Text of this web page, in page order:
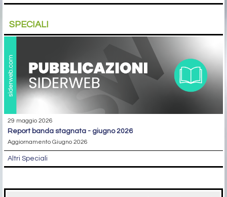
SPECIALI
29 maggio 2026
report banda stagnata - giugno 2026
Aggiornamento Giugno 2026
Altri Speciali